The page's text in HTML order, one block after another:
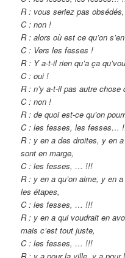
R : vous seriez pas
C : non !
R : alors où est ce qu’on
C : Vers les fesses !
R : Y a-t-il rien qu’a ça
C : oui !
R : n’y a-t-il pas autre
C : non !
R : de quoi est-ce qu’on
C : les fesses, les fesses…
R : y en a des droites, y en
sont en marge,
C : les fesses, … !!!
R : y en a qu’on aime, y en
les étapes,
C : les fesses, … !!!
R : y en a qui voudrait en
mais c’est tout juste,
C : les fesses, … !!!